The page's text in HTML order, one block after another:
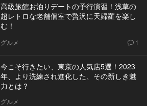
高級旅館お泊りデートの予行演習！浅草の
超レトロな老舗個室で贅沢に天婦羅を楽し
む！
グルメ 1
今こそ行きたい、東京の人気店5選！2023
年、より洗練され進化した、その新しき魅
力とは？
グルメ